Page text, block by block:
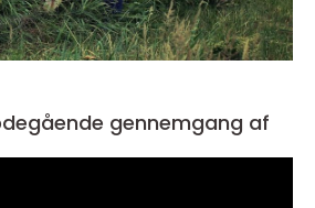
gennemgang af